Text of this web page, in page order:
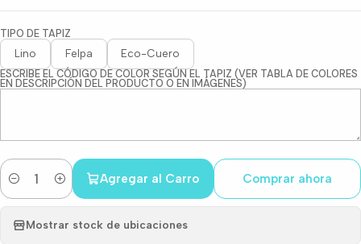
TIPO DE TAPIZ
Lino Felpa Eco-Cuero
ESCRIBE EL CÓDIGO DE COLOR SEGÚN EL TAPIZ (VER TABLA DE COLORES
EN DESCRIPCIÓN DEL PRODUCTO O EN IMÁGENES)
Cantidad
Agregar al Carro Comprar ahora
Mostrar stock de ubicaciones